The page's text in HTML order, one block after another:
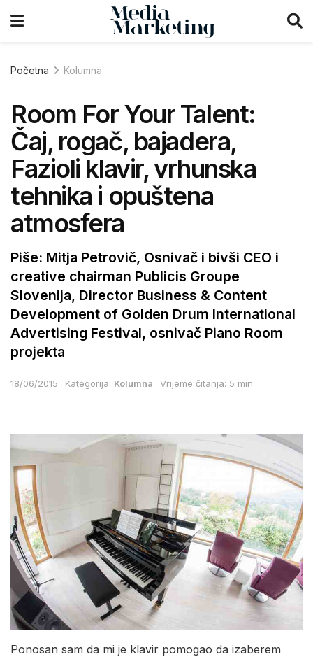
Početna Kolumna
Room For Your Talent:
Čaj, rogač, bajadera,
Fazioli klavir, vrhunska
tehnika i opuštena
atmosfera
Piše: Mitja Petrovič, Osnivač i bivši CEO i
creative chairman Publicis Groupe
Slovenija, Director Business & Content
Development of Golden Drum International
Advertising Festival, osnivač Piano Room
projekta
18/06/2015 Kategorija: Kolumna Vrijeme čitanja: 5 min
Ponosan sam da mi je klavir pomogao da izaberem